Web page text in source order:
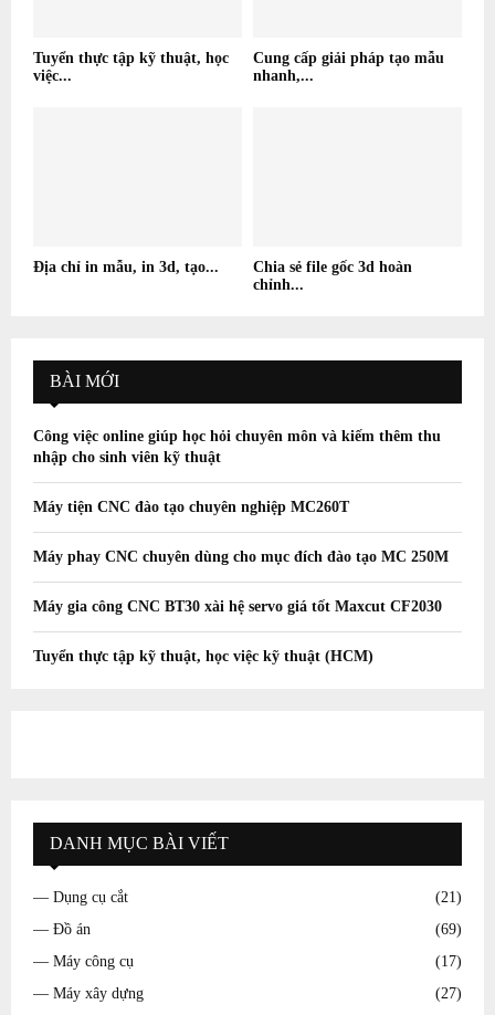
Tuyển thực tập kỹ thuật, học
việc...
Cung cấp giải pháp tạo mẫu
nhanh,...
Địa chỉ in mẫu, in 3d, tạo...
Chia sẻ file gốc 3d hoàn
chỉnh...
BÀI MỚI
Công việc online giúp học hỏi chuyên môn và kiếm thêm thu
nhập cho sinh viên kỹ thuật
Máy tiện CNC đào tạo chuyên nghiệp MC260T
Máy phay CNC chuyên dùng cho mục đích đào tạo MC 250M
Máy gia công CNC BT30 xài hệ servo giá tốt Maxcut CF2030
Tuyển thực tập kỹ thuật, học việc kỹ thuật (HCM)
DANH MỤC BÀI VIẾT
— Dụng cụ cắt
(21)
— Đồ án
(69)
— Máy công cụ
(17)
— Máy xây dựng
(27)